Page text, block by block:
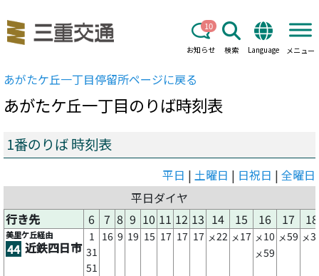
お知らせ
10
検索 Language メニュー
あがたケ丘一丁目停留所ページに戻る
あがたケ丘一丁目のりば時刻表
1番のりば 時刻表
平日 | 土曜日 | 日祝日 | 全曜日
平日ダイヤ
行き先
6 7 8 9 10 11 12 13 14 15 16 17 18
美里ケ丘経由
44 近鉄四日市
1
31
51
16 9 19 15 17 17 17 メ22 メ17 メ10
メ59
メ59 メ